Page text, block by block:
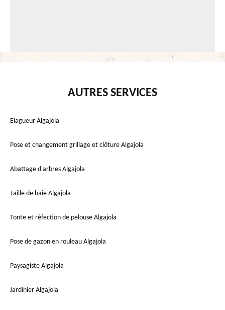
AUTRES SERVICES
Elagueur Algajola
Pose et changement grillage et clôture Algajola
Abattage d'arbres Algajola
Taille de haie Algajola
Tonte et réfection de pelouse Algajola
Pose de gazon en rouleau Algajola
Paysagiste Algajola
Jardinier Algajola